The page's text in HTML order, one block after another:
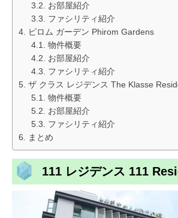
お部屋紹介
ファシリティ紹介
ピロム ガーデン Phirom Gardens
物件概要
お部屋紹介
ファシリティ紹介
ザ クラス レジデンス The Klasse
物件概要
お部屋紹介
ファシリティ紹介
まとめ
111 レジデンス 111